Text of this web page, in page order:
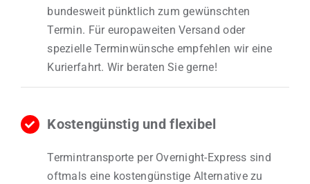
bundesweit pünktlich zum gewünschten
Termin. Für europaweiten Versand oder
spezielle Terminwünsche empfehlen wir eine
Kurierfahrt. Wir beraten Sie gerne!
Kostengünstig und flexibel
Termintransporte per Overnight-Express sind
oftmals eine kostengünstige Alternative zu